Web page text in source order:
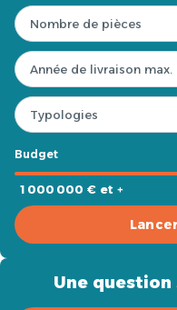
Budget
1 000 000 € et +
Une question